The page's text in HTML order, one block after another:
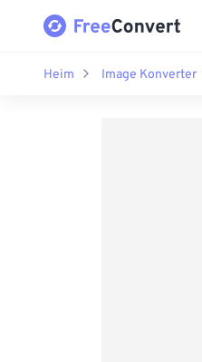
Heim Image Konverter